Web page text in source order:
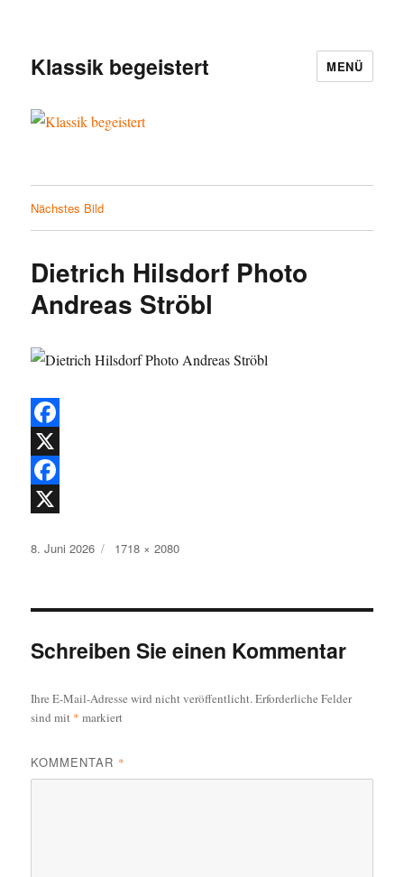
Klassik begeistert MENÜ
Nächstes Bild
Dietrich Hilsdorf Photo
Andreas Ströbl
F
a
c
b
o
k
X
F
c
b
o
k
Veröffentlicht
8. Juni 2026 Originalgröße
1718 × 2080
Schreiben Sie einen Kommentar
Ihre E-Mail-Adresse wird nicht veröffentlicht.Erforderliche Felder
sind mit * markiert
KOMMENTAR *